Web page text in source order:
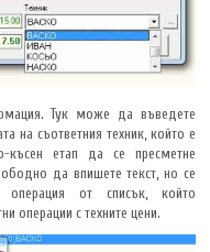
Тук може да въведете
на съответния техник, който е
етап да се пресметне
да впишете текст, но се
от списък, който
операции с техните цени.